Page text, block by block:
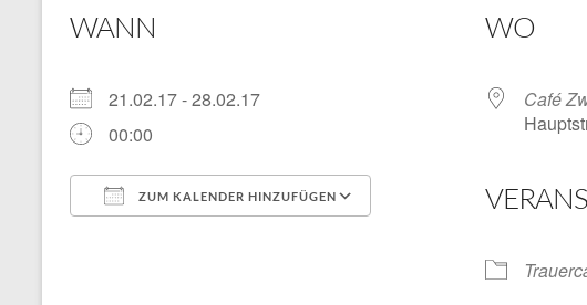
WANN
21.02.17 - 28.02.17
00:00
ZUM KALENDER HINZUFÜGEN
WO
Café